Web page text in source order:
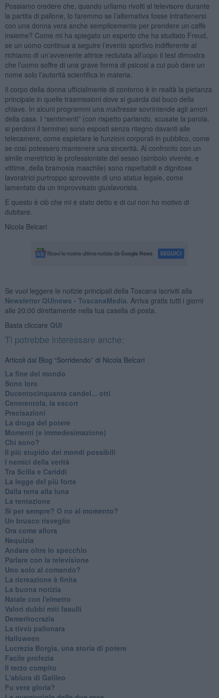
Possiamo credere che, quando urliamo rivolti al televisore durante
la partita di pallone, lo faremmo se l’alternativa fosse intrattenersi
con una donna vera anche semplicemente per prendere un caffè
insieme? Come mi ha spiegato un esperto che ha studiato Freud,
se un uomo continua a seguire l’evento sportivo indifferente al
richiamo di un’avvenente attrice reclutata all’uopo il test dimostra
che l’uomo soffre di una grave forma di psicosi a cui può dare un
nome solo l’autorità scientifica in materia.
Il corpo della donna ufficialmente di contorno è in realtà la pietanza
principale in quelle trasmissioni dove si guarda dal buco della
chiave. In alcuni programmi una maîtresse sovrintende agli amori
della casa. I “sentimenti” (con rispetto parlando, scusate la parola,
si perdoni il termine) sono esposti senza ritegno davanti alle
telecamere, come espletare le funzioni corporali in pubblico, come
se così potessero mantenere una sincerità. Al confronto con un
simile meretricio le professioniste del sesso (simbolo vivente, e
vittime, della bramosia maschile) sono rispettabili e dignitose
lavoratrici purtroppo sprovviste di uno statuslegale, come
lamentato da un improvvisato giuslavorista.
E questo è ciò che mi è stato detto e di cui non ho motivo di
dubitare.
Nicola Belcari
Se vuoi leggere le notizie principali della Toscana iscriviti alla
Newsletter QUInews - ToscanaMedia. Arriva gratis tutti i giorni
alle 20:00 direttamente nella tua casella di posta.
Basta cliccare QUI
Ti potrebbe interessare anche:
Articoli dal Blog “Sorridendo” di Nicola Belcari
La fine del mondo
Sono loro
Ducentocinquanta candel... otti
Cenerentola, la escort
Precisazioni
La droga del potere
Momenti (e immedesimazione)
Chi sono?
Il più stupido dei mondi possibili
I nemici della verità
Tra Scilla e Cariddi
La legge del più forte
Dalla terra alla luna
La tentazione
​Sì per sempre? O no al momento?
Un brusco risveglio
Ora come allora
Nequizia
Andare oltre lo specchio
Parlare con la televisione
Uno solo al comando?
La ricreazione è finita
La buona notizia
Natale con l'elmetto
Valori dubbi miti fasulli
Demeritocrazia
La tivvù pallonara
Halloween
​Lucrezia Borgia, una storia di potere
Facile profezia
Il terzo compito
L'abiura di Galileo
Fu vera gloria?